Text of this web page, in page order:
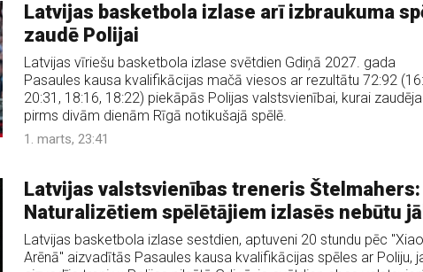
Latvijas basketbola izlase arī izbraukuma
zaudē Polijai
Latvijas vīriešu basketbola izlase svētdien Gdiņā 2027. gada
Pasaules kausa kvalifikācijas mačā viesos ar rezultātu 72:92
20:31, 18:16, 18:22) piekāpās Polijas valstsvienībai, kurai
pirms divām dienām Rīgā notikušajā spēlē.
1. marts, 23:41
Latvijas valstsvienības treneris Štelmahers:
Naturalizētiem spēlētājiem izlasēs nebūtu
Latvijas basketbola izlase sestdien, aptuveni 20 stundu pēc
Arēnā" aizvadītās Pasaules kausa kvalifikācijas spēles ar Poliju,